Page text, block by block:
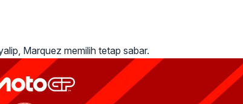
Marquez memilih tetap sabar.